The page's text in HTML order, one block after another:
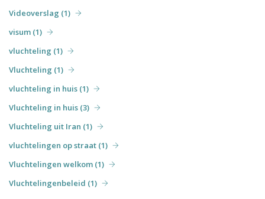
Videoverslag (1)
visum (1)
vluchteling (1)
Vluchteling (1)
vluchteling in huis (1)
Vluchteling in huis (3)
Vluchteling uit Iran (1)
vluchtelingen op straat (1)
Vluchtelingen welkom (1)
Vluchtelingenbeleid (1)